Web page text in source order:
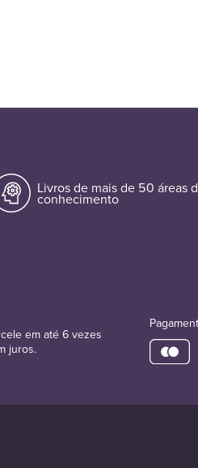
Livros de mais de 50 áreas
conhecimento
em até 6 vezes
juros.